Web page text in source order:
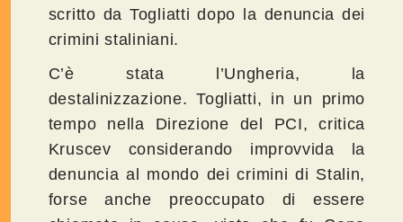
scritto da Togliatti dopo la denuncia dei
crimini staliniani.
C’è stata l’Ungheria, la
destalinizzazione. Togliatti, in un primo
tempo nella Direzione del PCI, critica
Kruscev considerando improvvida la
denuncia al mondo dei crimini di Stalin,
forse anche preoccupato di essere